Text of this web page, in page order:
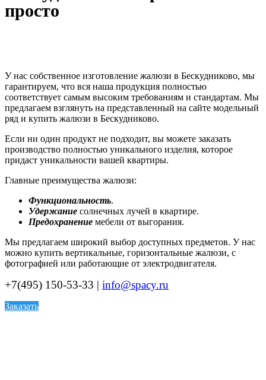
просто
У нас собственное изготовление жалюзи в Бескудниково, мы
гарантируем, что вся наша продукция полностью
соответствует самым высоким требованиям и стандартам. Мы
предлагаем взглянуть на представленный на сайте модельный
ряд и купить жалюзи в Бескудниково.
Если ни один продукт не подходит, вы можете заказать
производство полностью уникального изделия, которое
придаст уникальности вашей квартиры.
Главные преимущества жалюзи:
Функциональность.
Удержание солнечных лучей в квартире.
Предохранение мебели от выгорания.
Мы предлагаем широкий выбор доступных предметов. У нас
можно купить вертикальные, горизонтальные жалюзи, с
фотографией или работающие от электродвигателя.
+7(495) 150-53-33 | info@spacy.ru
Заказать